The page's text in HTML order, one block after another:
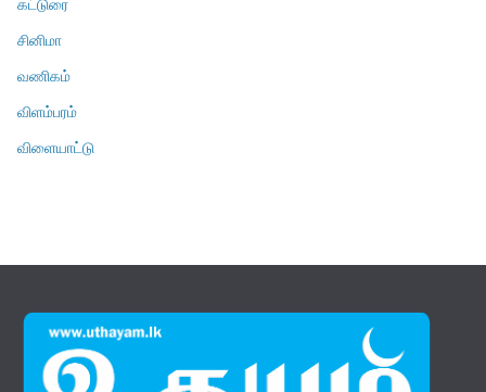
சினிமா
வணிகம்
விளம்பரம்
விளையாட்டு